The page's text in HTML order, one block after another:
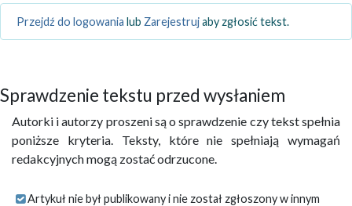
Przejdź do logowania lub Zarejestrujaby zgłosić tekst.
Sprawdzenie tekstu przed wysłaniem
Autorki i autorzy proszeni są o sprawdzenie czy tekst spełnia
poniższe kryteria. Teksty, które nie spełniają wymagań
redakcyjnych mogą zostać odrzucone.
Artykuł nie był publikowany i nie został zgłoszony w innym